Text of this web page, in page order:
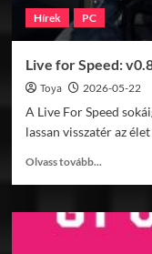
Hírek PC
Live for Speed:
Toya 2026-05-22
A Live For Speed
lassan visszatér az
Olvass tovább...
Live
for